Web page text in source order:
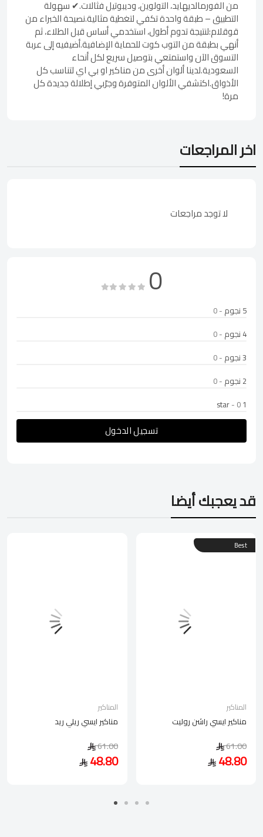
من الفورمالديهايد، التولوين، وديبوتيل فثالات.✔ سهولة
التطبيق – طبقة واحدة تكفي لتغطية مثالية.نصيحة الخبراء من
قوقلام:لنتيجة تدوم أطول، استخدمي أساس قبل الطلاء، ثم
أنهي بطبقة من التوب كوت للحماية الإضافية.أضيفيه إلى عربة
التسوق الآن واستمتعي بتوصيل سريع لكل أنحاء
السعودية.لدينا ألوان أخرى من مناكير او بي اي لتناسب كل
الأذواق.اكتشفي الألوان المتوفرة وجرّبي إطلالة جديدة كل
مرة!
اخر المراجعات
لا توجد مراجعات
0
5 نجوم
- 0
4 نجوم
- 0
3 نجوم
- 0
2 نجوم
- 0
1 star
- 0
تسجيل الدخول
قد يعجبك أيضا
المناكير
مناكير ايسي ريلي ريد
61.00
48.80
Best
المناكير
مناكير ايسي راشن روليت
61.00
48.80